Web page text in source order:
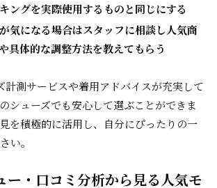
ングを実際使用するものと同じにする
気になる場合はスタッフに相談し人気商
具体的な調整方法を教えてもらう
計測サービスや着用アドバイスが充実して
シューズでも安心して選ぶことができま
を積極的に活用し、自分にぴったりの一
い。
ー・口コミ分析から見る人気モ